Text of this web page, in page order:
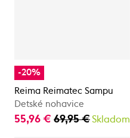
-20%
Reima Reimatec Sampu
Detské nohavice
55,96 € 69,95 €Skladom